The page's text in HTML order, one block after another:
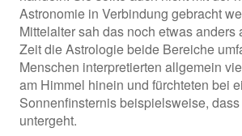
Astronomie in Verbindung gebracht
Mittelalter sah das noch etwas anders
Zeit die Astrologie beide Bereiche
Menschen interpretierten allgemein
am Himmel hinein und fürchteten bei
Sonnenfinsternis beispielsweise,
untergeht.